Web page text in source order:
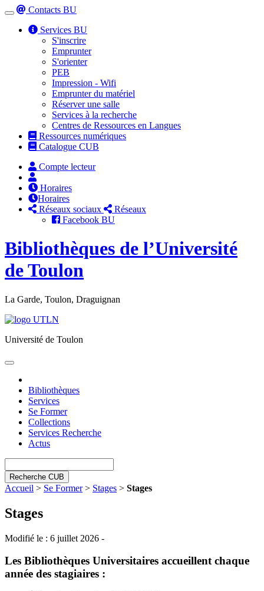
Toggle
navigation
Contacts BU
Services BU
S'inscrire
Emprunter
S'orienter
PEB
Impression - Wifi
Emprunter du matériel
Réserver une salle
Services à la recherche
Centres de Ressources en Langues
Ressources numériques
Catalogue CUB
Compte lecteur
Horaires
Horaires
Réseaux sociaux
Réseaux
Facebook BU
Bibliothèques de l’Université
de Toulon
La Garde, Toulon, Draguignan
Université de Toulon
Toggle
Bibliothèques
Services
Se Former
Collections
Services Recherche
Actus
Recherche CUB
Accueil > Se Former> Stages > Stages
Stages
Modifié le : 6 juillet 2026 -
Les Bibliothèques Universitaires accueillent chaque
année des stagiaires :